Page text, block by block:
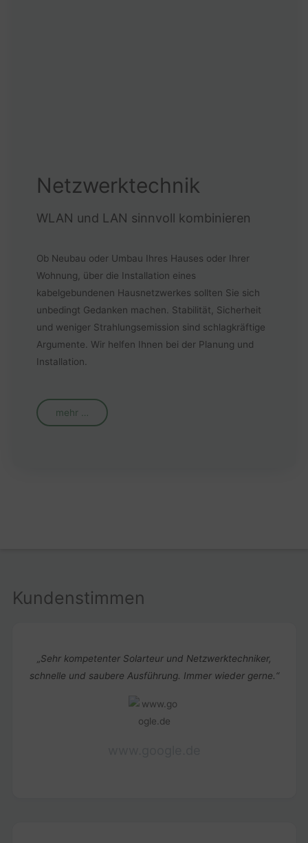
Netzwerktechnik
WLAN und LAN sinnvoll kombinieren
Ob Neubau oder Umbau Ihres Hauses oder Ihrer
Wohnung, über die Installation eines
kabelgebundenen Hausnetzwerkes sollten Sie sich
unbedingt Gedanken machen. Stabilität, Sicherheit
und weniger Strahlungsemission sind schlagkräftige
Argumente. Wir helfen Ihnen bei der Planung und
Installation.
mehr …
Kundenstimmen
„Sehr kompetenter Solarteur und Netzwerktechniker,
schnelle und saubere Ausführung. Immer wieder gerne.“